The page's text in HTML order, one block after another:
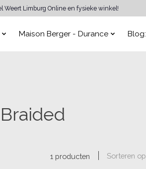
Weert Limburg Online en fysieke winkel!
Maison Berger - Durance Blog:
1 producten Sorteren op